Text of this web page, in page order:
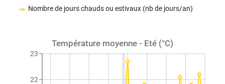
Nombre de jours chauds ou estivaux (nb de jours/an)
Température moyenne - Eté (°C)
22
23